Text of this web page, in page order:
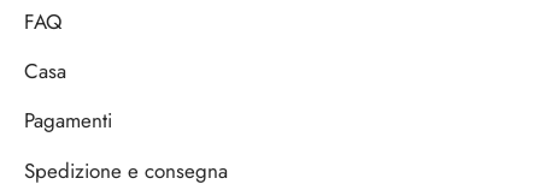
FAQ
Casa
Pagamenti
Spedizione e consegna